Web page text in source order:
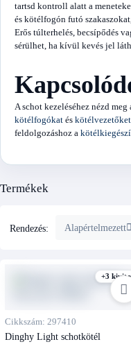
tartsd kontroll alatt a
és kötélfogón futó
Erős túlterhelés, becsípődés
sérülhet, ha kívül kevés jel
A schot kezeléséhez nézd meg
kötélfogókat és kötélvezetőket
feldolgozáshoz a
Termékek
Rendezés: Alapértelmezett
+3
Cikkszám: 297410
Dinghy Light schotkötél